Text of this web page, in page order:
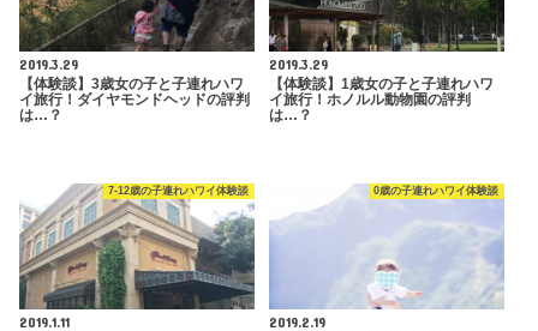
2019.3.29
【体験談】3歳女の子と子連れハワ
イ旅行！ダイヤモンドヘッドの評判
は…？
2019.3.29
【体験談】1歳女の子と子連れハワ
イ旅行！ホノルル動物園の評判
は…？
7-12歳の子連れハワイ体験談
2019.1.11
0歳の子連れハワイ体験談
2019.2.19